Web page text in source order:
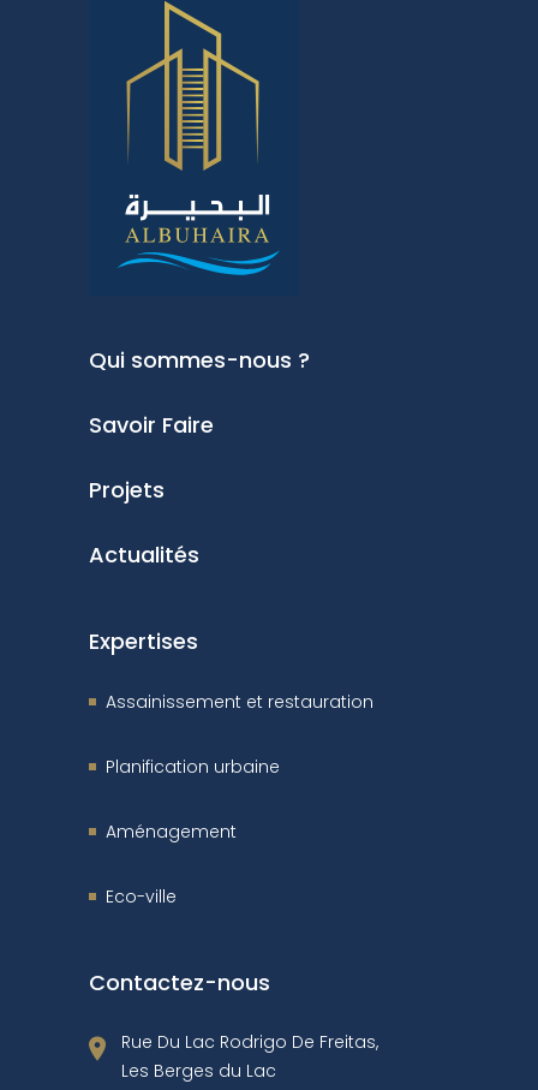
Qui sommes-nous ?
Savoir Faire
Projets
Actualités
Expertises
Assainissement et restauration
Planification urbaine
Aménagement
Eco-ville
Contactez-nous
Rue Du Lac Rodrigo De Freitas,
Les Berges du Lac